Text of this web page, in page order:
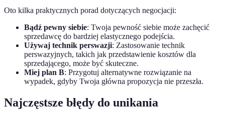
Oto kilka praktycznych porad dotyczących negocjacji:
Bądź pewny siebie: Twoja pewność siebie może zachęcić
sprzedawcę do bardziej elastycznego podejścia.
Używaj technik perswazji: Zastosowanie technik
perswazyjnych, takich jak przedstawienie kosztów dla
sprzedającego, może być skuteczne.
Miej plan B: Przygotuj alternatywne rozwiązanie na
wypadek, gdyby Twoja główna propozycja nie przeszła.
Najczęstsze błędy do unikania